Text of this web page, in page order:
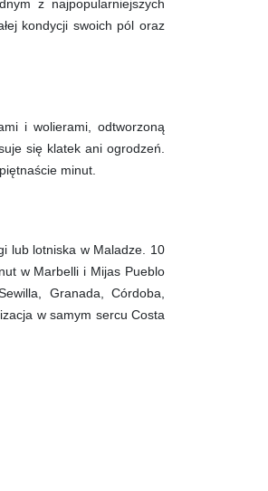
z najpopularniejszych
kondycji swoich pól oraz
i wolierami, odtworzoną
się klatek ani ogrodzeń.
minut.
lub lotniska w Maladze. 10
w Marbelli i Mijas Pueblo
Granada, Córdoba,
w samym sercu Costa